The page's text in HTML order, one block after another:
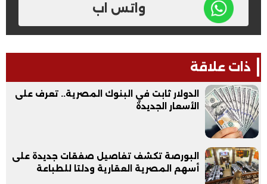
واتس اب
ذات علاقة
الدولار ثابت في البنوك المصرية.. تعرف على
الأسعار الجديدة
البورصة تكشف تفاصيل صفقات جديدة على
أسهم المصرية العقارية ودلتا للطباعة